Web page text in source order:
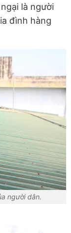
là người
đình hàng
người dân.